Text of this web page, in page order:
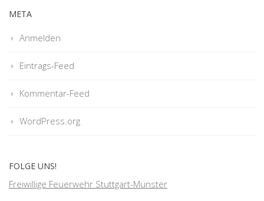
META
Anmelden
Eintrags-Feed
Kommentar-Feed
WordPress.org
FOLGE UNS!
Freiwillige Feuerwehr Stuttgart-Münster